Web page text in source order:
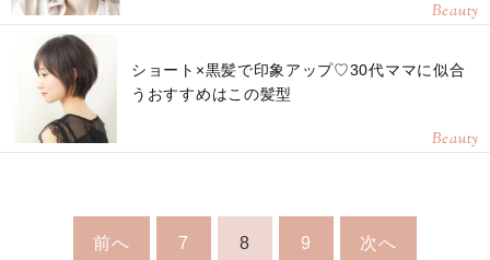
Beauty
ショート×黒髪で印象アップ♡30代ママに似合
うおすすめはこの髪型
Beauty
前へ 7 8 9 次へ